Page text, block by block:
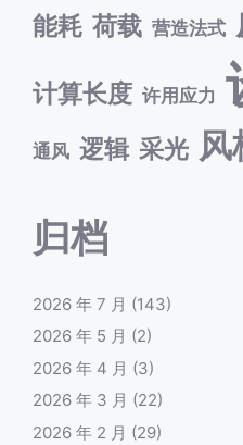
能耗 荷载 营造法式
计算长度 许用应力
通风 逻辑 采光 风
归档
2026 年 7 月 (143)
2026 年 5 月 (2)
2026 年 4 月 (3)
2026 年 3 月 (22)
2026 年 2 月 (29)